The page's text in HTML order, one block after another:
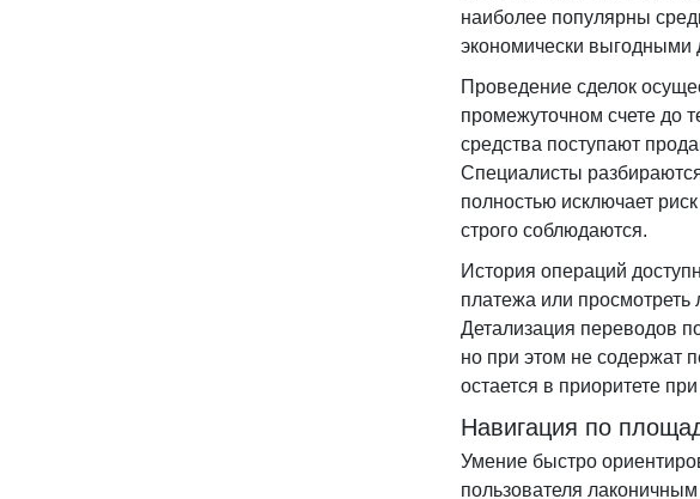
наиболее популярны
экономически выгодными
Проведение сделок
промежуточном счете до
средства поступают
Специалисты
полностью исключает
строго соблюдаются.
История операций
платежа или просмотреть
Детализация переводов
но при этом не содержат
остается в приоритете
Навигация по
Умение быстро
пользователя